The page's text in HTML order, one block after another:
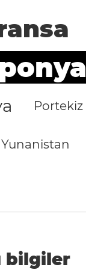
Portekiz
Yunanistan
bilgiler